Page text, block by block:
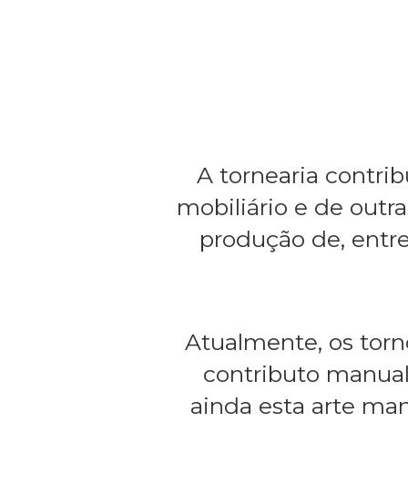
A tornearia
mobiliário e de
produção de,
Atualmente, os
contributo
ainda esta arte